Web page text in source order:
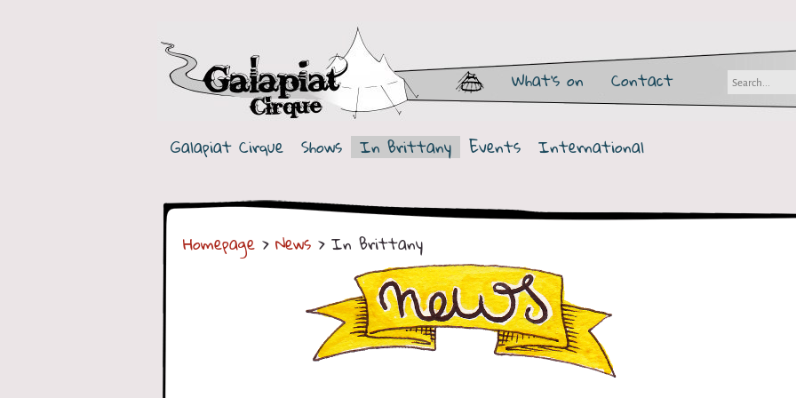
G
a
p
i
a
t
C
What's on Contact
Galapiat Cirque Shows In Brittany Events International
Homepage > News > In Brittany